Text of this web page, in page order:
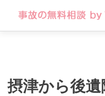
摂津から後